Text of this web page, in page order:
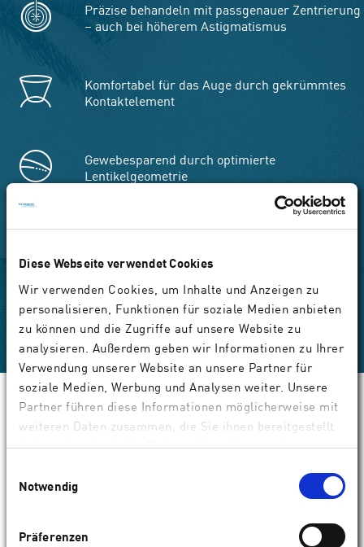
Diese Webseite verwendet Cookies
Wir verwenden Cookies, um Inhalte und Anzeigen zu
personalisieren, Funktionen für soziale Medien anbieten
zu können und die Zugriffe auf unsere Website zu
analysieren. Außerdem geben wir Informationen zu Ihrer
Verwendung unserer Website an unsere Partner für
soziale Medien, Werbung und Analysen weiter. Unsere
Partner führen diese Informationen möglicherweise mit
weiteren Daten zusammen, die Sie ihnen bereitgestellt
haben oder die sie im Rahmen Ihrer Nutzung der
Notwendig
Präferenzen
Präzise behandeln mit passgenauer Zentrierung
– auch bei höherem Astigmatismus
Komfortabel für das Auge durch gekrümmtes
Kontaktelement
Gewebesparend durch optimierte
Lentikelgeometrie
Anwenderfreundlich durch übersichtliche,
intelligente Femtosekunden­­
technologie für die refraktive